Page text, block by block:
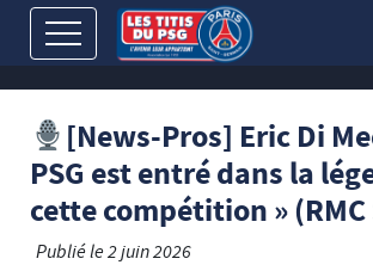
[News-Pros] Eric Di
PSG est entré dans la
cette compétition »
Publié le2 juin 2026